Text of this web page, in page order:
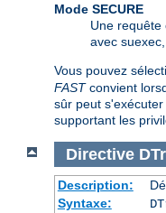
Mode SECURE
Une requête
avec
Vous pouvez
FASTconvient
sûr peut
supportant les
Directive
Description:
Syntaxe: